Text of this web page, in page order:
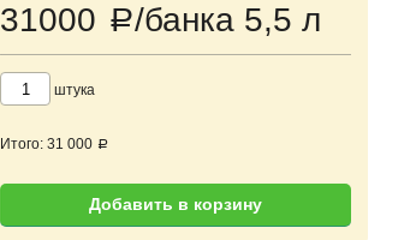
31000 a/банка 5,5 л
штука
Итого: 31 000 a
Добавить в корзину